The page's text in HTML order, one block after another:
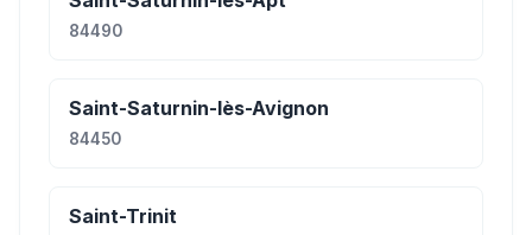
84490
Saint-Saturnin-lès-Avignon
84450
Saint-Trinit